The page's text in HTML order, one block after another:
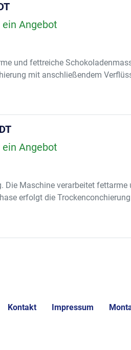
Angebot
und fettreiche
mit anschließendem
Angebot
Die Maschine verarbeitet
erfolgt die
Kontakt Impressum